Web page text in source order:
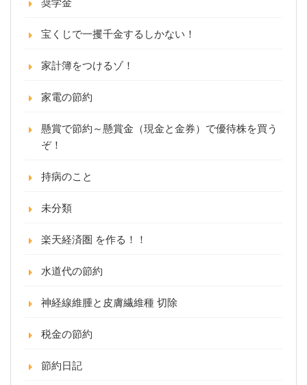
奨学金
宝くじで一攫千金するしかない！
家計簿をつけるゾ！
家電の節約
懸賞で節約～懸賞金（現金と金券）で優待株を買う
ぞ！
持病のこと
未分類
楽天経済圏 を作る！！
水道代の節約
神経線維腫と皮膚繊維種 切除
税金の節約
節約日記